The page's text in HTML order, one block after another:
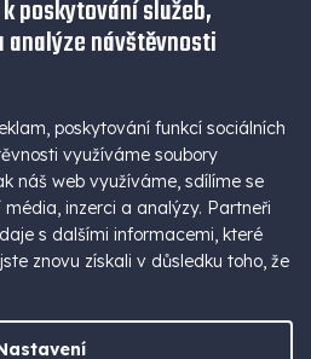
poskytování služeb,
analýze návštěvnosti
poskytování funkcí sociálních
využíváme soubory
náš web využíváme, sdílíme se
inzerci a analýzy. Partneři
s dalšími informacemi, které
znovu získali v důsledku toho, že